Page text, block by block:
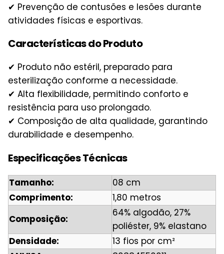
✔ Prevenção de contusões e lesões durante
atividades físicas e esportivas.
Características do Produto
✔ Produto não estéril, preparado para
esterilização conforme a necessidade.
✔ Alta flexibilidade, permitindo conforto e
resistência para uso prolongado.
✔ Composição de alta qualidade, garantindo
durabilidade e desempenho.
Especificações Técnicas
Tamanho:
08 cm
Comprimento:
1,80 metros
Composição:
64% algodão, 27%
poliéster, 9% elastano
Densidade:
13 fios por cm²